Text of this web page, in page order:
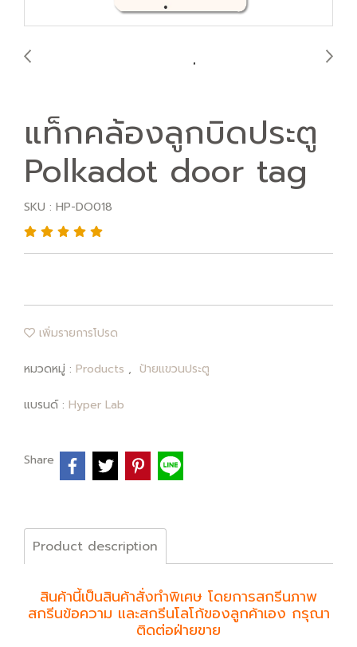
แท็กคล้องลูกบิดประตู
Polkadot door tag
SKU : HP-DO018
เพิ่มรายการโปรด
หมวดหมู่ : Products , ป้ายแขวนประตู
แบรนด์ : Hyper Lab
Share
Product description
สินค้านี้เป็นสินค้าสั่งทำพิเศษ โดยการสกรีนภาพ
สกรีนข้อความ และสกรีนโลโก้ของลูกค้าเอง กรุณา
ติดต่อฝ่ายขาย